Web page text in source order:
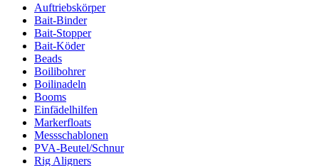
Auftriebskörper
Bait-Binder
Bait-Stopper
Bait-Köder
Beads
Boilibohrer
Boilinadeln
Booms
Einfädelhilfen
Markerfloats
Messschablonen
PVA-Beutel/Schnur
Rig Aligners